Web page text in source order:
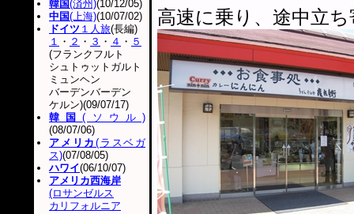
高速に乗り、途中立
韓国(済州)(10/12/05)
中国(上海)(10/07/02)
ドイツ １人旅(長編)
１ ・ ２ ・ ３ ・ ４ ・ ５
(フランクフルト
シュトゥットガルト
ミュンヘン
バーデンバーデン
ケルン)(09/07/17)
韓国(ソウル)
(08/07/06)
アメリカ (ラスベガ
ス)(07/08/05)
ハワイ(06/10/07)
アメリカ西海岸
(ロサンゼルス
カリフォルニア